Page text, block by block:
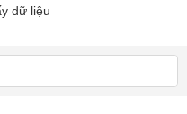
dữ liệu